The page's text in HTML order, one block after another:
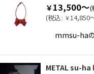
￥ 13,500～(
(税込: ￥14,850
mmsu-ha
METAL su-ha